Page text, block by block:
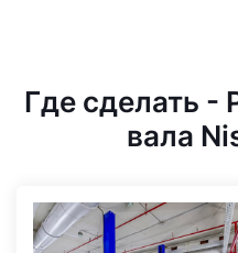
Где сделать -
вала